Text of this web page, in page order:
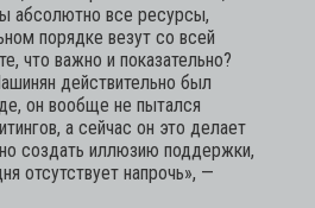
абсолютно все ресурсы,
порядке везут со всей
что важно и показательно?
действительно был
он вообще не пытался
а сейчас он это делает
создать иллюзию поддержки,
отсутствует напрочь», —